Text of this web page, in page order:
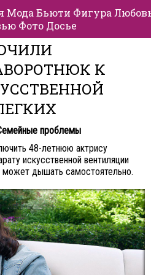
Мода Бьюти Фигура
Фото Досье
К
проблемы
48-летнюю актрису
искусственной вентиляции
может дышать самостоятельно.